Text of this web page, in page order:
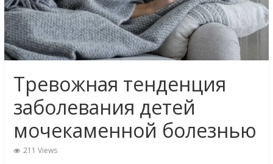
Тревожная тенденция
заболевания детей
мочекаменной болезнью
211 Views